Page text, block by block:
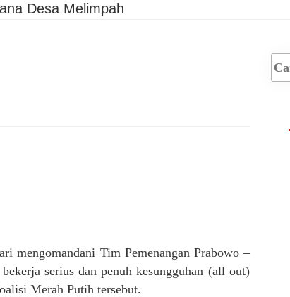
Desa Melimpah
mengomandani Tim Pemenangan Prabowo –
serius dan penuh kesungguhan (all out)
Merah Putih tersebut.